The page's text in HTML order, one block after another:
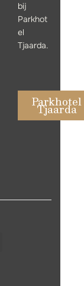
bij
Parkhot
el
Tjaarda.
Parkhotel
Tjaarda